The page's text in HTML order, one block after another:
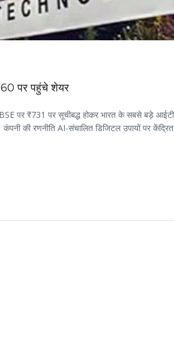
पर पहुंचे शेयर
₹731 पर सूचीबद्ध होकर भारत के सबसे बड़े आईटी
की रणनीति AI-संचालित डिजिटल उपायों पर